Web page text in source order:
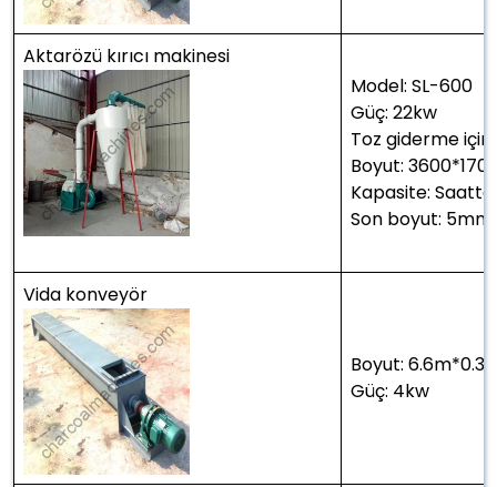
Aktarözü kırıcı makinesi
Model: SL-600
Güç: 22kw
Toz giderme
Boyut:
Kapasite:
Son boyut:
Vida konveyör
Boyut:
Güç: 4kw